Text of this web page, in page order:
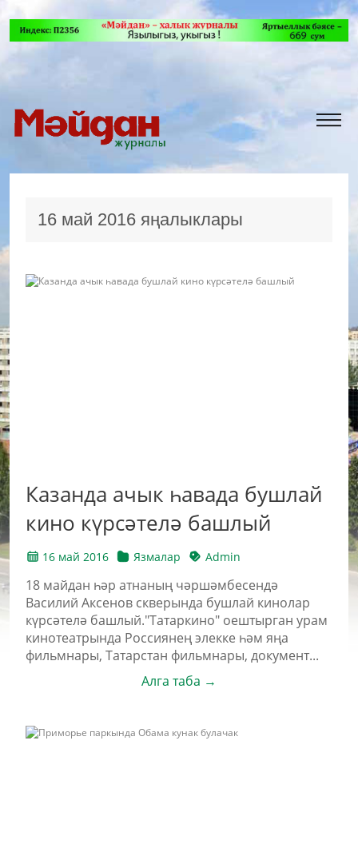
16 май 2016 яңалыклары
Казанда ачык һавада бушлай
кино күрсәтелә башлый
16 май 2016 Язмалар Admin
18 майдан һәр атнаның чәршәмбесендә
Василий Аксенов скверында бушлай кинолар
күрсәтелә башлый."Татаркино" оештырган урам
кинотеатрында Россиянең элекке һәм яңа
фильмнары, Татарстан фильмнары, документ...
Алга таба →